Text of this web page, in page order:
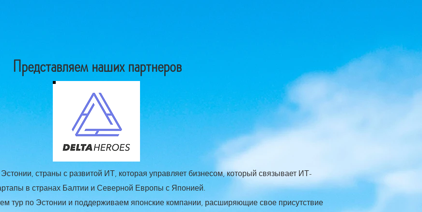
Представляем наших партнеров
страны с развитой ИТ, которая управляет бизнесом, который связывает ИТ-
в странах Балтии и Северной Европы с Японией.
тур по Эстонии и поддерживаем японские компании, расширяющие свое присутствие